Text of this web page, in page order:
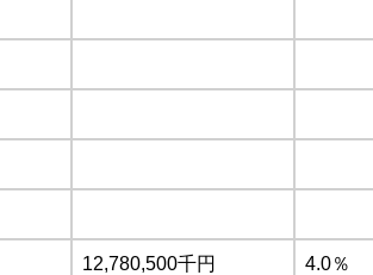
12,780,500千円 4.0％